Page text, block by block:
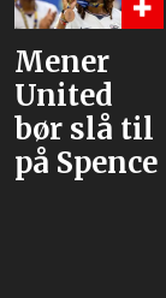
Mener
United
bør slå til
på Spence